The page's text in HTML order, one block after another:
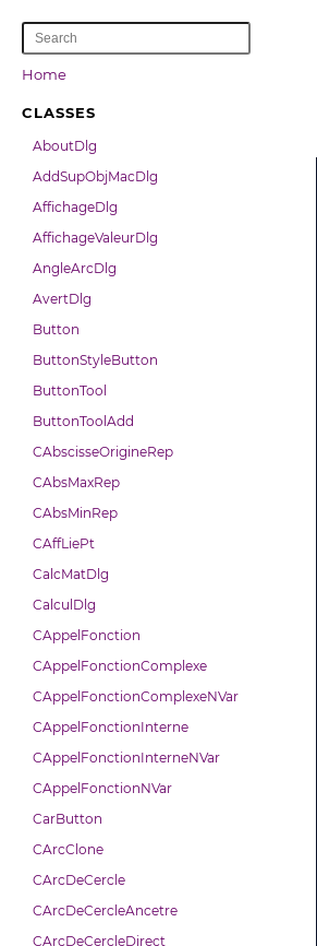
Home
CLASSES
AboutDlg
AddSupObjMacDlg
AffichageDlg
AffichageValeurDlg
AngleArcDlg
AvertDlg
Button
ButtonStyleButton
ButtonTool
ButtonToolAdd
CAbscisseOrigineRep
CAbsMaxRep
CAbsMinRep
CAffLiePt
CalcMatDlg
CalculDlg
CAppelFonction
CAppelFonctionComplexe
CAppelFonctionComplexeNVar
CAppelFonctionInterne
CAppelFonctionInterneNVar
CAppelFonctionNVar
CarButton
CArcClone
CArcDeCercle
CArcDeCercleAncetre
CArcDeCercleDirect